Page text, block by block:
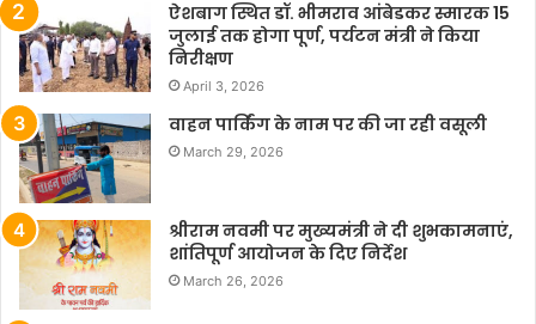
ऐशबाग स्थित डॉ. भीमराव आंबेडकर स्मारक 15
जुलाई तक होगा पूर्ण, पर्यटन मंत्री ने किया
निरीक्षण
April 3, 2026
वाहन पार्किंग के नाम पर की जा रही वसूली
March 29, 2026
श्रीराम नवमी पर मुख्यमंत्री ने दी शुभकामनाएं,
शांतिपूर्ण आयोजन के दिए निर्देश
March 26, 2026